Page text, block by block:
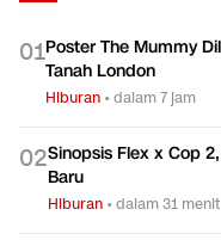
01Poster The Mummy
Tanah London
Hiburan •dalam 7 jam
02Sinopsis Flex x Cop
Baru
Hiburan •dalam 31 menit